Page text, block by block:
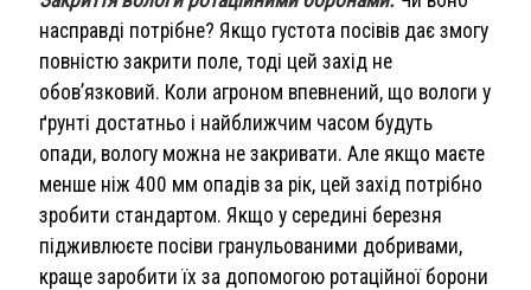
насправді потрібне? Якщо густота посівів дає змогу
повністю закрити поле, тоді цей захід не
обов’язковий. Коли агроном впевнений, що вологи у
ґрунті достатньо і найближчим часом будуть
опади, вологу можна не закривати. Але якщо маєте
менше ніж 400 мм опадів за рік, цей захід потрібно
зробити стандартом. Якщо у середині березня
підживлюєте посіви гранульованими добривами,
краще заробити їх за допомогою ротаційної борони